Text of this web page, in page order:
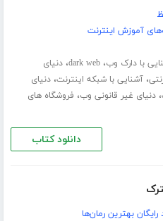
آموزش اینترنت
با دارک وب،dark web،دنیای
،آشنایی با شبکه اینترنت،دنیای
،دنیای غیر قانونی وب، فروشگاه های
دانلود کتاب
رایگان بهترین رمان‌ها